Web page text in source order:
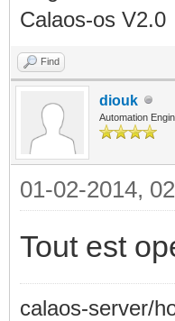
Calaos-os V2.0
Find
diouk
Automation
01-02-2014,
Tout est
calaos-server/